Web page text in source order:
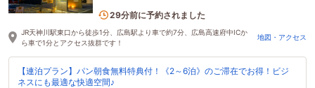
29分前に予約されました
JR天神川駅東口から徒歩1分、広島駅より車で約7分、広島高速府中ICか
ら車で1分とアクセス抜群です！
地図・アクセス
【連泊プラン】パン朝食無料特典付！《2～6泊》のご滞在でお得！ビジ
ネスにも最適な快適空間♪